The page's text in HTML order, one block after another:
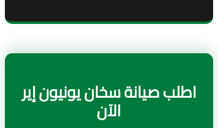
اطلب صيانة سخان يونيون إير
الآن